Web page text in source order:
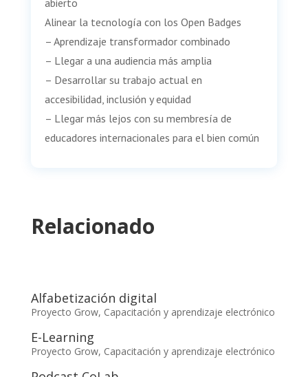
abierto
Alinear la tecnología con los Open Badges
– Aprendizaje transformador combinado
– Llegar a una audiencia más amplia
– Desarrollar su trabajo actual en
accesibilidad, inclusión y equidad
– Llegar más lejos con su membresía de
educadores internacionales para el bien común
Relacionado
Alfabetización digital
Proyecto Grow, Capacitación y aprendizaje electrónico
E-Learning
Proyecto Grow, Capacitación y aprendizaje electrónico